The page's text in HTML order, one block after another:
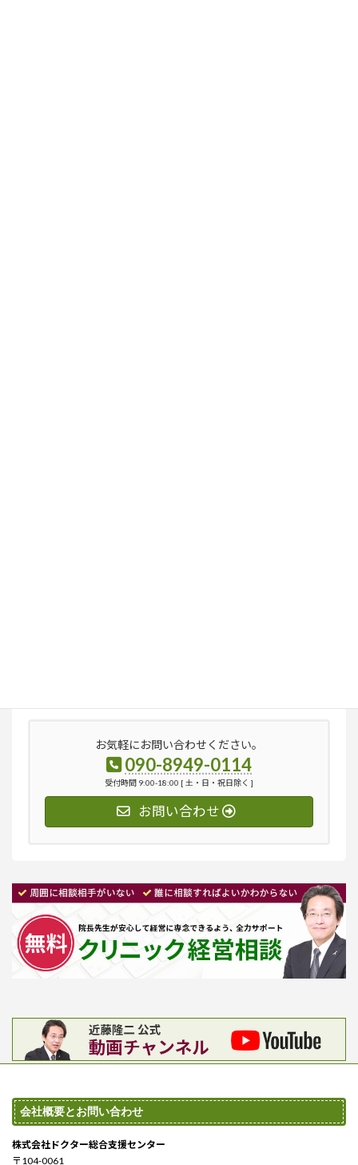
お気軽にお問い合わせください。
090-8949-0114
受付時間 9:00-18:00 [ 土・日・祝日除く ]
お問い合わせ
会社概要とお問い合わせ
株式会社ドクター総合支援センター
〒104-0061